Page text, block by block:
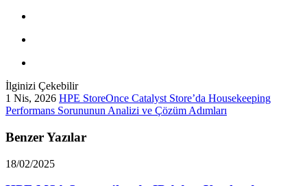
İlginizi Çekebilir
1 Nis, 2026 HPE StoreOnce Catalyst Store’da Housekeeping
Performans Sorununun Analizi ve Çözüm Adımları
Benzer Yazılar
18/02/2025